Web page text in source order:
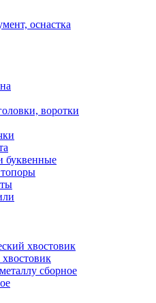
оснастка
воротки
буквенные
хвостовик
сборное